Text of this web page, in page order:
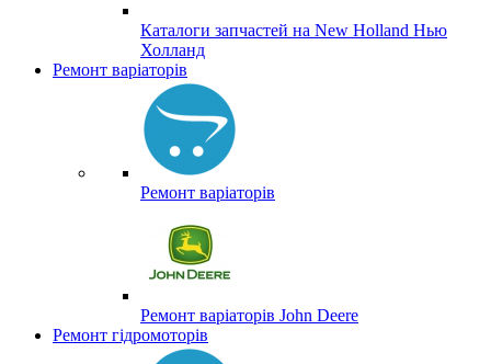
Каталоги запчастей на New Holland Нью
Холланд
Ремонт варіаторів
Ремонт варіаторів
Ремонт варіаторів John Deere
Ремонт гідромоторів